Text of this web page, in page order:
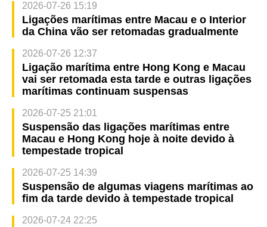
2026-07-26 15:19
Ligações marítimas entre Macau e o Interior
da China vão ser retomadas gradualmente
2026-07-26 12:37
Ligação marítima entre Hong Kong e Macau
vai ser retomada esta tarde e outras ligações
marítimas continuam suspensas
2026-07-25 21:01
Suspensão das ligações marítimas entre
Macau e Hong Kong hoje à noite devido à
tempestade tropical
2026-07-25 14:39
Suspensão de algumas viagens marítimas ao
fim da tarde devido à tempestade tropical
2026-07-24 22:25